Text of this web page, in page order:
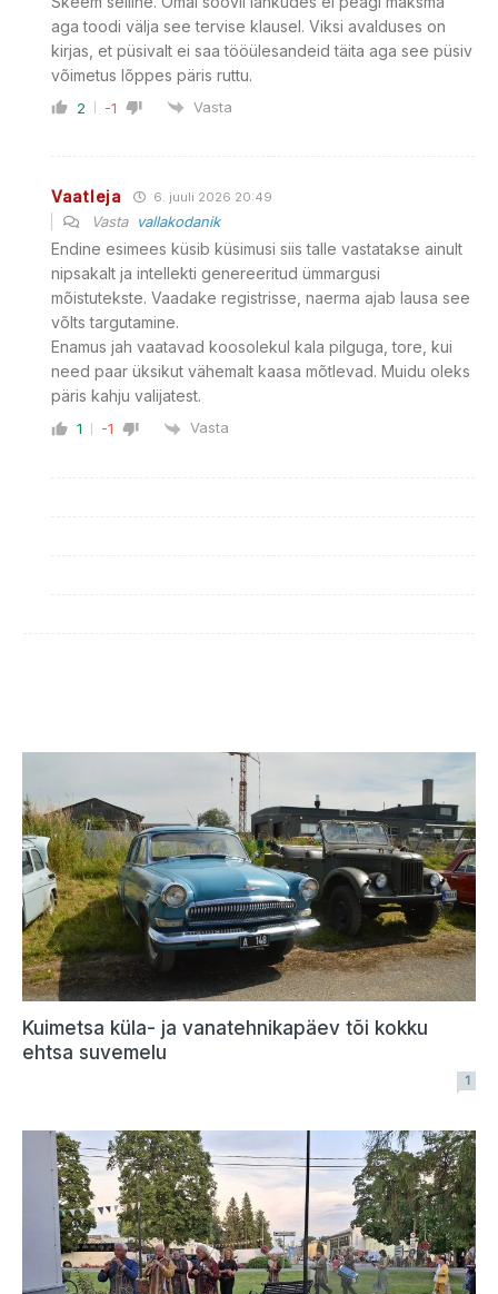
aga toodi välja see tervise klausel. Viksi avalduses on
kirjas, et püsivalt ei saa tööülesandeid täita aga see püsiv
võimetus lõppes päris ruttu.
2 -1 Vasta
Vaatleja 6. juuli 2026 20:49
Vasta vallakodanik
Endine esimees küsib küsimusi siis talle vastatakse ainult
nipsakalt ja intellekti genereeritud ümmargusi
mõistutekste. Vaadake registrisse, naerma ajab lausa see
võlts targutamine.
Enamus jah vaatavad koosolekul kala pilguga, tore, kui
need paar üksikut vähemalt kaasa mõtlevad. Muidu oleks
päris kahju valijatest.
1 -1 Vasta
Kuimetsa küla- ja vanatehnikapäev tõi kokku
ehtsa suvemelu
1